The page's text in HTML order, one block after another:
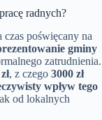
radnych?
czas poświęcany na
gminy
zatrudnienia.
, z czego 3000 zł
wpływ tego
od lokalnych